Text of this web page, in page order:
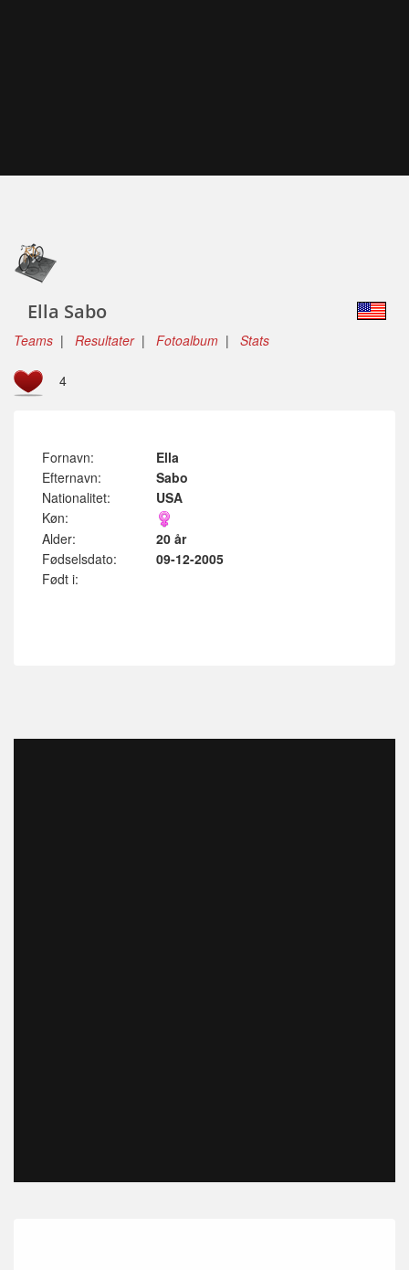
Ella Sabo
Teams | Resultater| Fotoalbum | Stats
4
Fornavn:
Ella
Efternavn:
Sabo
Nationalitet:
USA
Køn:
Alder:
20 år
Fødselsdato:
09-12-2005
Født i: